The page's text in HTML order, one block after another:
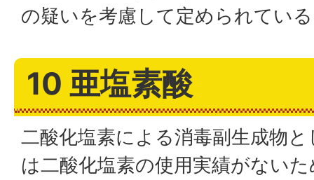
の疑いを考慮して定められてい
10 亜塩素酸
二酸化塩素による消毒副生成物
は二酸化塩素の使用実績がない